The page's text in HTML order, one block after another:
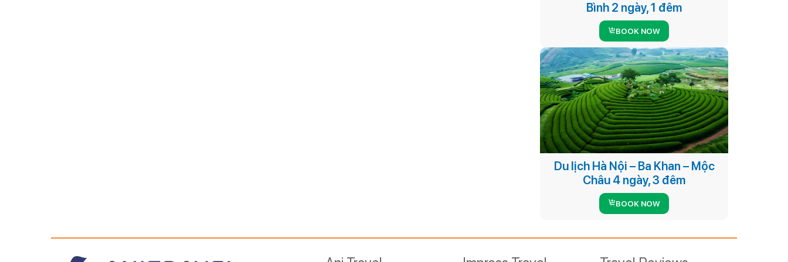
Bình 2 ngày, 1 đêm
BOOK NOW
Du lịch Hà Nội – Ba Khan – Mộc
Châu 4 ngày, 3 đêm
BOOK NOW